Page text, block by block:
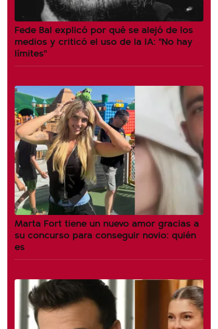
Fede Bal explicó por qué se alejó de los
medios y criticó el uso de la IA: "No hay
límites"
Marta Fort tiene un nuevo amor gracias a
su concurso para conseguir novio: quién
es